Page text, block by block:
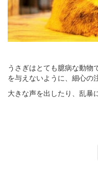
うさぎはとても臆病な動物
を与えないように、細心の
大きな声を出したり、乱暴